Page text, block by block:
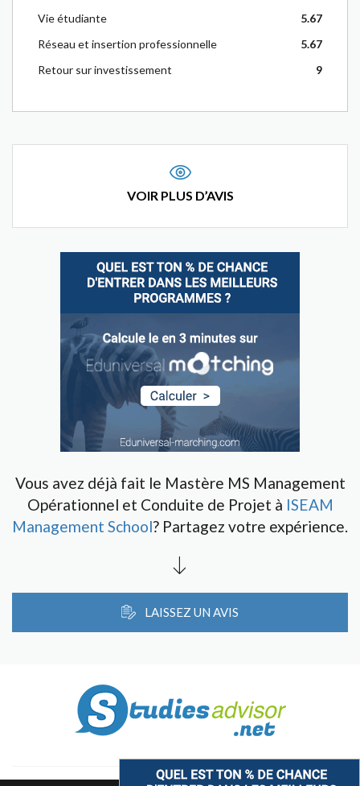
Vie étudiante
5.67
Réseau et insertion professionnelle
5.67
Retour sur investissement
9
VOIR PLUS D’AVIS
Vous avez déjà fait le Mastère MS Management
Opérationnel et Conduite de Projet à ISEAM
Management School? Partagez votre expérience.
LAISSEZ UN AVIS